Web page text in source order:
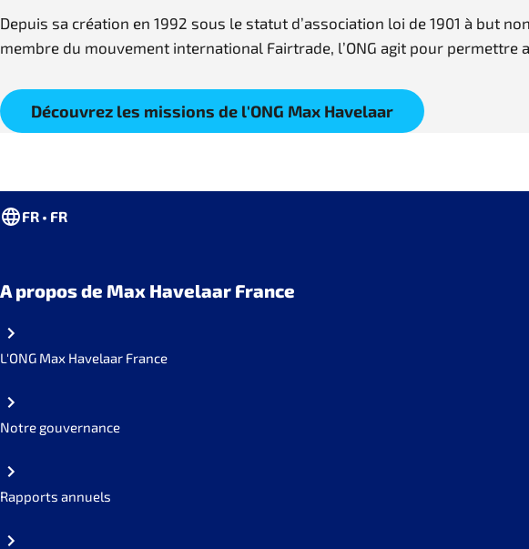
Depuis sa création en 1992 sous le statut d’association loi de 1901 à but
membre du mouvement international Fairtrade, l’ONG agit pour
Découvrez les missions de l'ONG Max Havelaar
FR • FR
A propos de Max Havelaar France
L'ONG Max Havelaar France
Notre gouvernance
Rapports annuels